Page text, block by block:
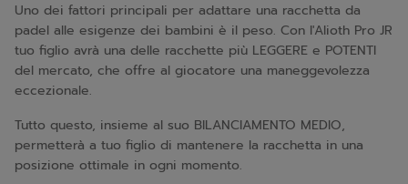
Uno dei fattori principali per adattare una racchetta da
padel alle esigenze dei bambini è il peso. Con l'Alioth Pro JR
tuo figlio avrà una delle racchette più LEGGERE e POTENTI
del mercato, che offre al giocatore una maneggevolezza
eccezionale.
Tutto questo, insieme al suo BILANCIAMENTO MEDIO,
permetterà a tuo figlio di mantenere la racchetta in una
posizione ottimale in ogni momento.